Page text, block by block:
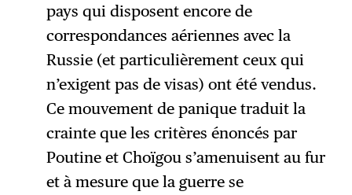
pays qui disposent encore de
correspondances aériennes avec la
Russie (et particulièrement ceux qui
n’exigent pas de visas) ont été vendus.
Ce mouvement de panique traduit la
crainte que les critères énoncés par
Poutine et Choïgou s’amenuisent au fur
et à mesure que la guerre se